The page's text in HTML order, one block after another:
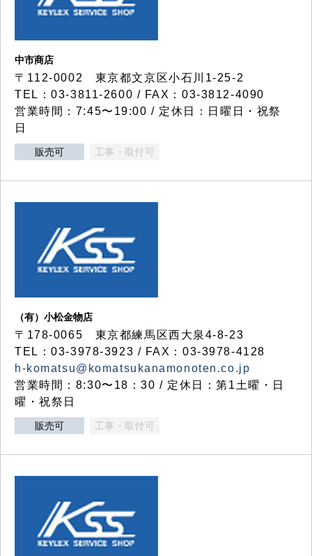
中市商店
〒112-0002 東京都文京区小石川1-25-2
TEL：03-3811-2600 / FAX：03-3812-4090
営業時間：7:45〜19:00 / 定休日：日曜日・祝祭
日
販売可 工事・取付可
（有）小松金物店
〒178-0065 東京都練馬区西大泉4-8-23
TEL：03-3978-3923 / FAX：03-3978-4128
h-komatsu@komatsukanamonoten.co.jp
営業時間：8:30〜18：30 / 定休日：第1土曜・日
曜・祝祭日
販売可 工事・取付可